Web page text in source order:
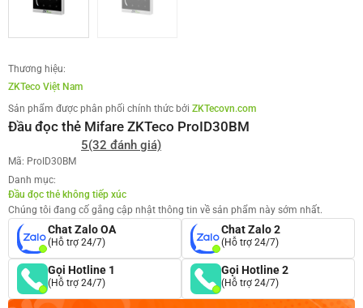
Thương hiệu:
ZKTeco Việt Nam
Sản phẩm được phân phối chính thức bởi ZKTecovn.com
Đầu đọc thẻ Mifare ZKTeco ProID30BM
5(32 đánh giá)
Mã: ProID30BM
Danh mục:
Đầu đọc thẻ không tiếp xúc
Chúng tôi đang cố gắng cập nhật thông tin về sản phẩm này sớm nhất.
Chat Zalo OA
(Hỗ trợ 24/7)
Chat Zalo 2
(Hỗ trợ 24/7)
Gọi Hotline 1
(Hỗ trợ 24/7)
Gọi Hotline 2
(Hỗ trợ 24/7)